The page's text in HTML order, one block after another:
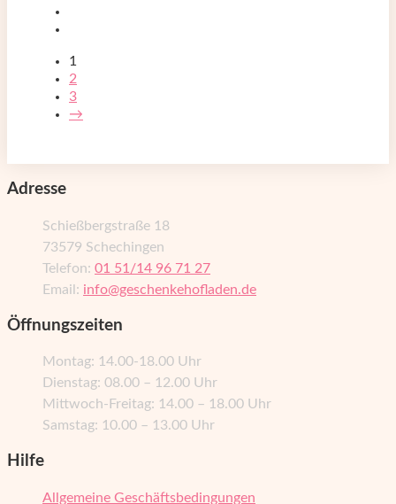
1
2
3
→
Adresse
Schießbergstraße 18
73579 Schechingen
Telefon: 01 51/14 96 71 27
Email: info@geschenkehofladen.de
Öffnungszeiten
Montag: 14.00-18.00 Uhr
Dienstag: 08.00 – 12.00 Uhr
Mittwoch-Freitag: 14.00 – 18.00 Uhr
Samstag: 10.00 – 13.00 Uhr
Hilfe
Allgemeine Geschäftsbedingungen